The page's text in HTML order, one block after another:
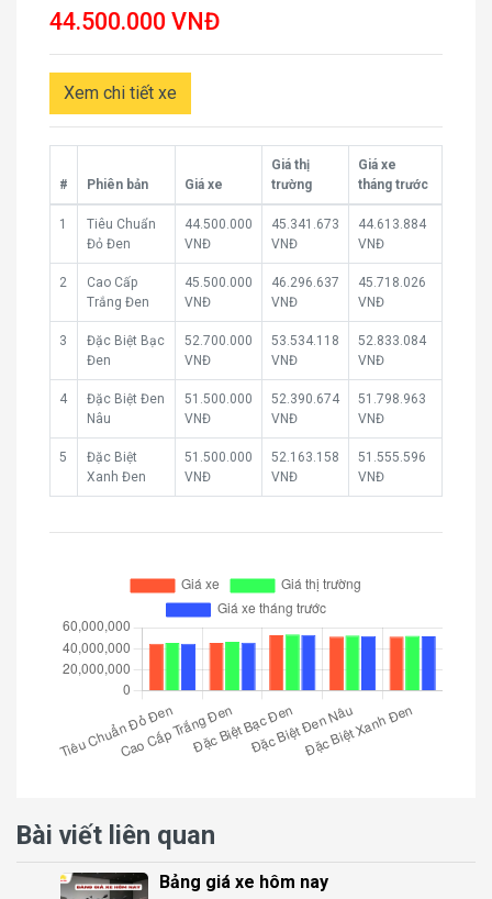
44.500.000 VNĐ
Xem chi tiết xe
# Phiên bản Giá xe
Giá thị
trường
Giá xe
tháng trước
1
Tiêu Chuẩn
Đỏ Đen
44.500.000
VNĐ
45.341.673
VNĐ
44.613.884
VNĐ
2
Cao Cấp
Trắng Đen
45.500.000
VNĐ
46.296.637
VNĐ
45.718.026
VNĐ
3
Đặc Biệt Bạc
Đen
52.700.000
VNĐ
53.534.118
VNĐ
52.833.084
VNĐ
4
Đặc Biệt Đen
Nâu
51.500.000
VNĐ
52.390.674
VNĐ
51.798.963
VNĐ
5
Đặc Biệt
Xanh Đen
51.500.000
VNĐ
52.163.158
VNĐ
51.555.596
VNĐ
Bài viết liên quan
Bảng giá xe hôm nay